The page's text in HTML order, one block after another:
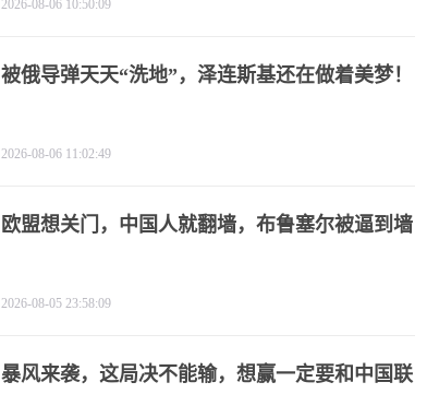
2026-08-06 10:50:09
被俄导弹天天“洗地”，泽连斯基还在做着美梦！
2026-08-06 11:02:49
欧盟想关门，中国人就翻墙，布鲁塞尔被逼到墙
2026-08-05 23:58:09
暴风来袭，这局决不能输，想赢一定要和中国联